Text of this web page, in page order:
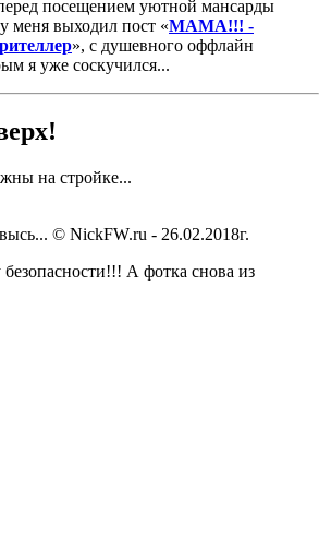
посещением уютной мансарды
выходил пост «МАМА!!! -
», с душевного оффлайн
я уже соскучился...
на стройке...
© NickFW.ru - 26.02.2018г.
А фотка снова из